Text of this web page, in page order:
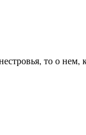
то о нем,